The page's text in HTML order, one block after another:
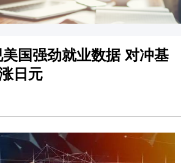
国强劲就业数据 对冲基
日元